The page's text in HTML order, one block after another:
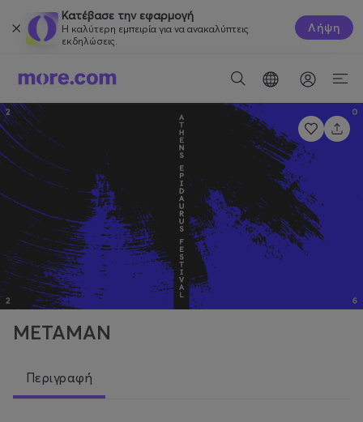
Κατέβασε την εφαρμογή
Η καλύτερη εμπειρία για να ανακαλύπτεις
εκδηλώσεις.
Λήψη
METAMAN
Περιγραφή